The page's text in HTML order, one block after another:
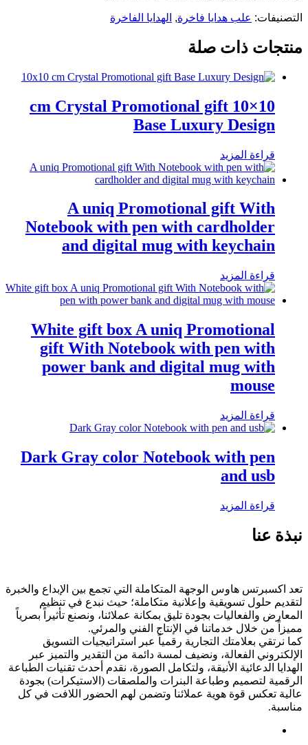
التصنيفات: علب هدايا فاخرة, الهدايا الفاخرة
منتجات ذات صلة
10×10 cm Crystal Promotional gift
Base Luxury Design
قراءة المزيد
A uniq Promotional gift With
Notebook with pen with cardholder
and digital mug with keychain
قراءة المزيد
White gift box A uniq Promotional
gift With Notebook with pen with
power bank and digital mug with
mouse
قراءة المزيد
Dark Gray color Notebook with pen
and usb
قراءة المزيد
نبذة عنا
تعد اكسبرتس هاوس الوجهة المتكاملة التي تجمع بين الإبداع والخبرة
لتقديم حلول تسويقية وإعلانية متكاملة؛ حيث نبدع في تنظيم
المعارض والفعاليات بجودة تليق بمكانة عملائنا، ونصنع تأثيراً بصرياً
مميزاً من خلال خدماتنا في الإنتاج الفني والمرئي.
كما نرتقي بعلامتك التجارية رقمياً عبر استراتيجيات التسويق
الإلكتروني الفعالة، ونضيف لمسة دائمة من التقدير والتميز عبر
الهدايا الدعائية الأنيقة، ولتكامل الصورة، نقدم أحدث تقنيات الطباعة
الرقمية لتصميم وطباعة البنرات والملصقات (الاستيكرات) بجودة
عالية تعكس قوة هوية عملائنا وتضمن لهم الحضور اللافت في كل
مناسبة.